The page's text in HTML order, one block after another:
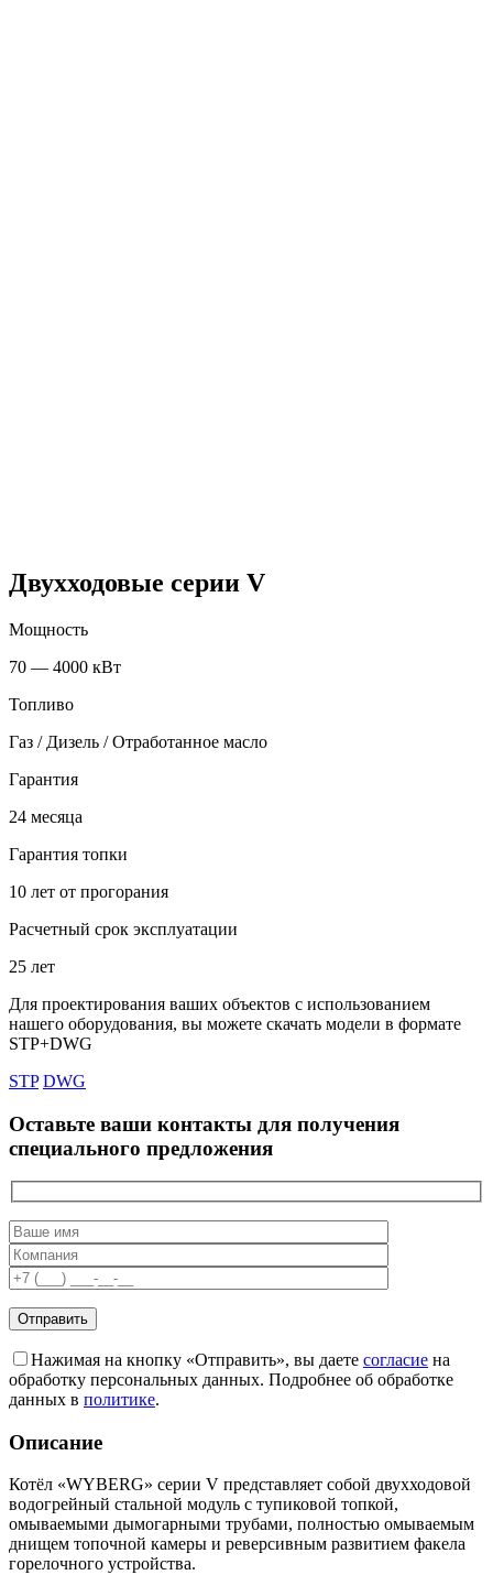
Двухходовые серии V
Мощность
70 — 4000 кВт
Топливо
Газ / Дизель / Отработанное масло
Гарантия
24 месяца
Гарантия топки
10 лет от прогорания
Расчетный срок эксплуатации
25 лет
Для проектирования ваших объектов с использованием
нашего оборудования, вы можете скачать модели в формате
STP+DWG
STP DWG
Оставьте ваши контакты для получения
специального предложения
Нажимая на кнопку «Отправить», вы даете согласие на
обработку персональных данных. Подробнее об обработке
данных в политике.
Описание
Котёл «WYBERG» серии V представляет собой двухходовой
водогрейный стальной модуль с тупиковой топкой,
омываемыми дымогарными трубами, полностью омываемым
днищем топочной камеры и реверсивным развитием факела
горелочного устройства.